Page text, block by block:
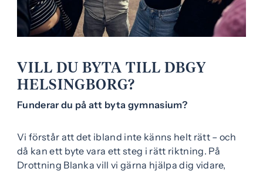
VILL DU BYTA TILL DBGY
HELSINGBORG?
Funderar du på att byta gymnasium?
Vi förstår att det ibland inte känns helt rätt – och
då kan ett byte vara ett steg i rätt riktning. På
Drottning Blanka vill vi gärna hjälpa dig vidare,